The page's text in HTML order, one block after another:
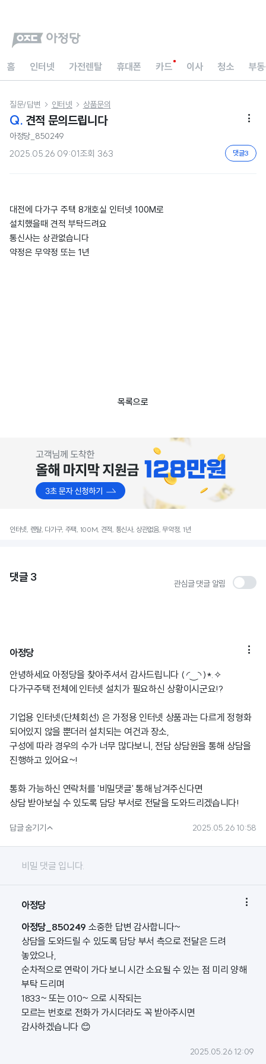
홈 인터넷 가전렌탈 휴대폰 카드 이사 청소 부
질문/답변  인터넷  상품문의
Q. 견적 문의드립니다 
아정당_850249
2025.05.26 09:01조회 363 댓글3
대전에 다가구 주택 8개호실 인터넷 100M로
설치했을때 견적 부탁드려요
통신사는 상관없습니다
약정은 무약정 또는 1년
목록으로
인터넷, 렌탈, 다가구, 주택, 100M, 견적, 통신사, 상관없음, 무약정, 1년
댓글 3 관심글 댓글 알림
아정당 
안녕하세요 아정당을 찾아주셔서 감사드립니다 ( ◜‿◝ )*.✧
다가구주택 전체에 인터넷 설치가 필요하신 상황이시군요!?
기업용 인터넷(단체회선) 은 가정용 인터넷 상품과는 다르게 정형화
되어있지 않을 뿐더러 설치되는 여건과 장소,
구성에 따라 경우의 수가 너무 많다보니, 전담 상담원을 통해 상담을
진행하고 있어요~!
통화 가능하신 연락처를 '비밀댓글' 통해 남겨주신다면
상담 받아보실 수 있도록 담당 부서로 전달을 도와드리겠습니다!
답글 숨기기 2025.05.26 10:58
비밀 댓글 입니다.
아정당 
아정당_850249 소중한 답변 감사합니다~
상담을 도와드릴 수 있도록 담당 부서 측으로 전달은 드려
놓았으나,
순차적으로 연락이 가다 보니 시간 소요될 수 있는 점 미리 양해
부탁 드리며
1833~ 또는 010~ 으로 시작되는
모르는 번호로 전화가 가시더라도 꼭 받아주시면
감사하겠습니다 😊
2025.05.26 12:09